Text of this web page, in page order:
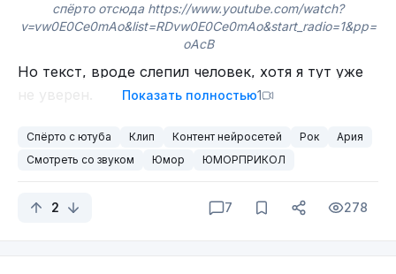
спёрто отсюда https://www.youtube.com/watch?
v=vw0E0Ce0mAo&list=RDvw0E0Ce0mAo&start_radio=1&pp=
oAcB
Но текст, вроде слепил человек, хотя я тут уже
Показать полностью1
Спёрто с ютуба Клип Контент нейросетей Рок
Ария
Смотреть со звуком
Юмор ЮМОРПРИКОЛ
2 7 278